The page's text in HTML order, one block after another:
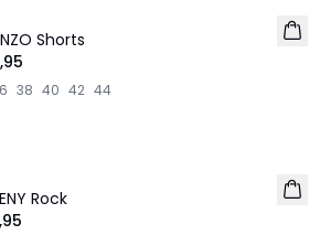
Shorts
38 40 42 44
Rock